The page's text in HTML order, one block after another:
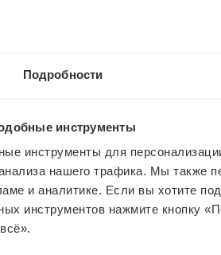
Подробности
инструменты
инструменты для
нашего трафика. Мы также
и аналитике. Если вы хотите
инструментов нажмите кнопку